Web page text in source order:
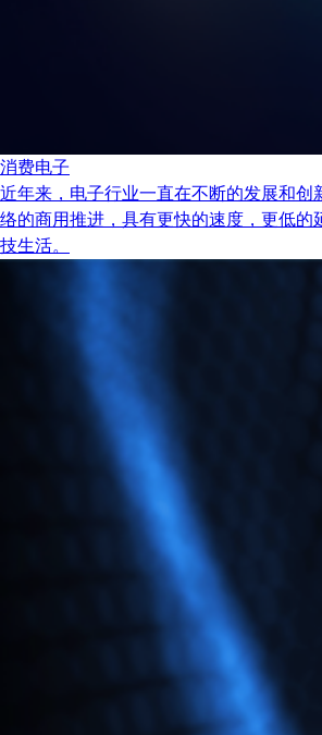
消费电子
近年来，电子行业一直在不断的发展和
络的商用推进，具有更快的速度，更低
技生活。